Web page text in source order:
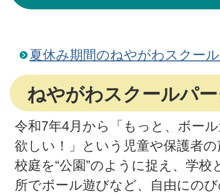
夏休み期間のねやがわスクー
ねやがわスクールパ
令和7年4月から「もっと、ボー
欲しい！」という児童や保護者
校庭を“公園”のように捉え、学
所でボール遊びなど、自由にの